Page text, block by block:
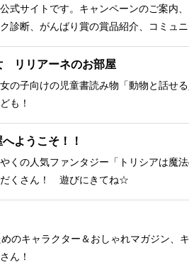
公式サイトです。キャンペーンのご案
診断、がんばり賞の賞品紹介、コミュ
リリアーネのお部屋
の子向けの児童書読み物「動物と話
も！
ようこそ！！
くの人気ファンタジー「トリシアは
だくさん！ 遊びにきてね☆
のキャラクター＆おしゃれマガジン、
ん！